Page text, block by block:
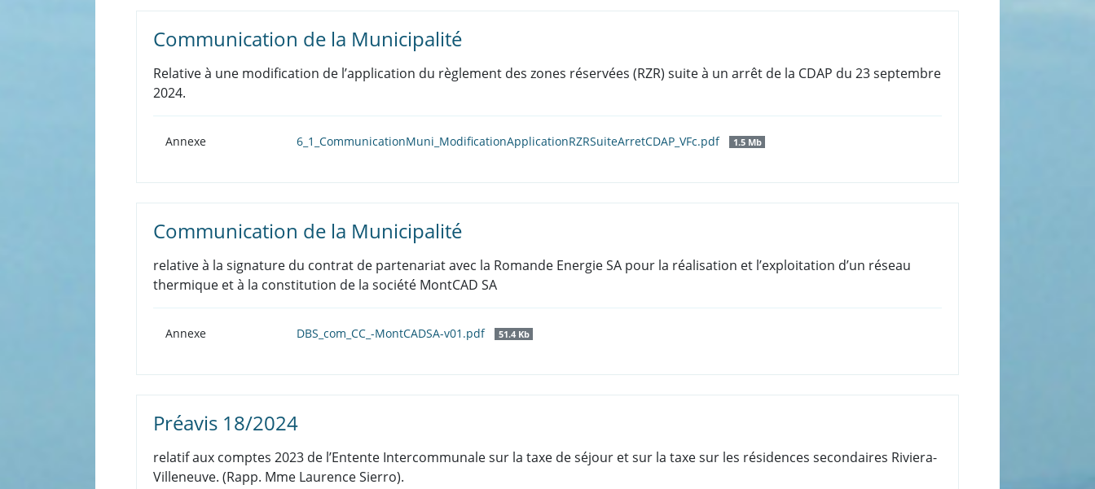
Communication de la Municipalité
Relative à une modification de l’application du règlement des zones réservées (RZR) suite à un arrêt de la CDAP du 23 septembre
2024.
Annexe 6_1_CommunicationMuni_ModificationApplicationRZRSuiteArretCDAP_VFc.pdf 1.5 Mb
Communication de la Municipalité
relative à la signature du contrat de partenariat avec la Romande Energie SA pour la réalisation et l’exploitation d’un réseau
thermique et à la constitution de la société MontCAD SA
Annexe DBS_com_CC_-MontCADSA-v01.pdf 51.4 Kb
Préavis 18/2024
relatif aux comptes 2023 de l’Entente Intercommunale sur la taxe de séjour et sur la taxe sur les résidences secondaires Riviera-
Villeneuve. (Rapp. Mme Laurence Sierro).